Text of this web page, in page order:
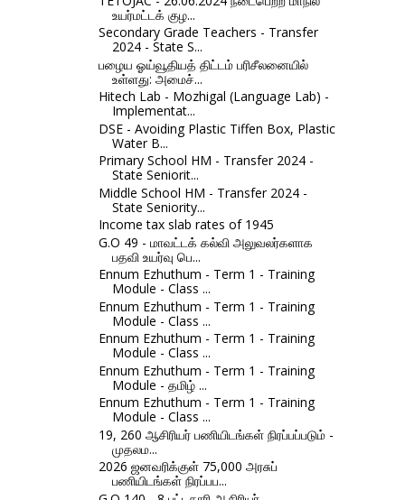
உயர்மட்டக் குழ...
Secondary Grade Teachers - Transfer
2024 - State S...
பழைய ஓய்வூதியத் திட்டம் பரிசீலனையில்
உள்ளது: அமைச்...
Hitech Lab - Mozhigal (Language Lab) -
Implementat...
DSE - Avoiding Plastic Tiffen Box, Plastic
Water B...
Primary School HM - Transfer 2024 -
State Seniorit...
Middle School HM - Transfer 2024 -
State Seniority...
Income tax slab rates of 1945
G.O 49 - மாவட்டக் கல்வி அலுவலர்களாக
பதவி உயர்வு பெ...
Ennum Ezhuthum - Term 1 - Training
Module - Class ...
Ennum Ezhuthum - Term 1 - Training
Module - Class ...
Ennum Ezhuthum - Term 1 - Training
Module - Class ...
Ennum Ezhuthum - Term 1 - Training
Module - தமிழ் ...
Ennum Ezhuthum - Term 1 - Training
Module - Class ...
19, 260 ஆசிரியர் பணியிடங்கள் நிரப்பப்படும் -
முதலம...
2026 ஜனவரிக்குள் 75,000 அரசுப்
பணியிடங்கள் நிரப்பப...